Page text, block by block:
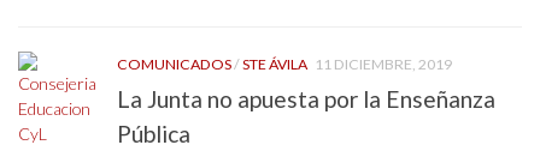
COMUNICADOS/STE ÁVILA 11 DICIEMBRE, 2019
La Junta no apuesta por la Enseñanza
Pública